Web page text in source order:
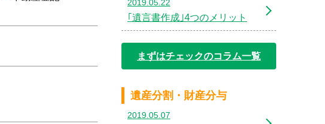
2019.05.22
｢遺言書作成｣4つのメリット
まずはチェックのコラム一覧
遺産分割・財産分与
2019.05.07